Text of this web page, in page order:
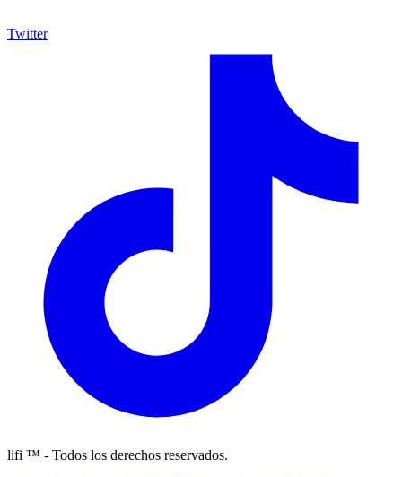
Twitter
lifi ™ - Todos los derechos reservados.